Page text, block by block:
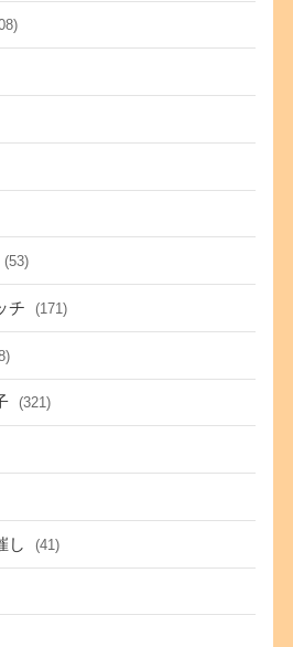
(53)
チ (171)
(321)
し (41)